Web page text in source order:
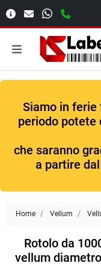
Siamo in ferie
periodo potete
che saranno
a partire
Home Vellum
Rotolo da
vellum